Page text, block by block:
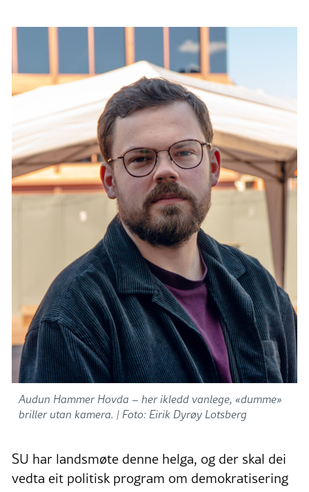
Audun Hammer Hovda – her ikledd vanlege, «dumme»
briller utan kamera. | Foto: Eirik Dyrøy Lotsberg
SU har landsmøte denne helga, og der skal dei
vedta eit politisk program om demokratisering